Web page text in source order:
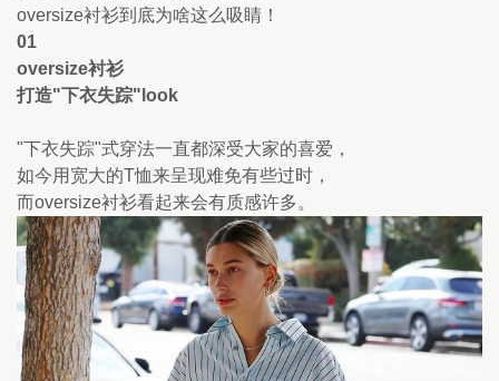
oversize衬衫到底为啥这么吸睛！
01
oversize衬衫
打造"下衣失踪"look
"下衣失踪"式穿法一直都深受大家的喜爱，
如今用宽大的T恤来呈现难免有些过时，
而oversize衬衫看起来会有质感许多。